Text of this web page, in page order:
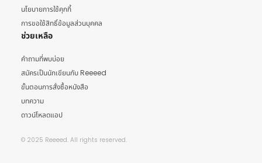
นโยบายการใช้คุกกี้
การขอใช้สิทธิ์ข้อมูลส่วนบุคคล
ช่วยเหลือ
คำถามที่พบบ่อย
สมัครเป็นนักเขียนกับ Reeeed
ขั้นตอนการสั่งซื้อหนังสือ
บทความ
ดาวน์โหลดแอป
© 2025 Reeeed. All rights reserved.